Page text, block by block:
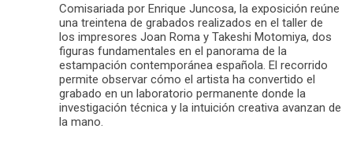
Comisariada por Enrique Juncosa, la exposición reúne
una treintena de grabados realizados en el taller de
los impresores Joan Roma y Takeshi Motomiya, dos
figuras fundamentales en el panorama de la
estampación contemporánea española. El recorrido
permite observar cómo el artista ha convertido el
grabado en un laboratorio permanente donde la
investigación técnica y la intuición creativa avanzan de
la mano.